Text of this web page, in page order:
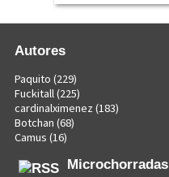
Autores
Paquito (229)
Fuckitall(225)
cardinalximenez (183)
Botchan (68)
Camus (16)
Microchorradas